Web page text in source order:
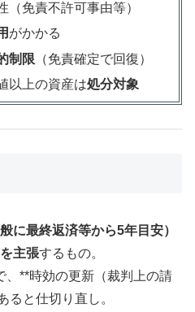
（免責不許可事由等）
がかかる
制限 （免責確定で回復）
以上の資産は処分対象
に最終返済等から5年目安）
主張するもの。
、**時効の更新（裁判上の請
ると仕切り直し。